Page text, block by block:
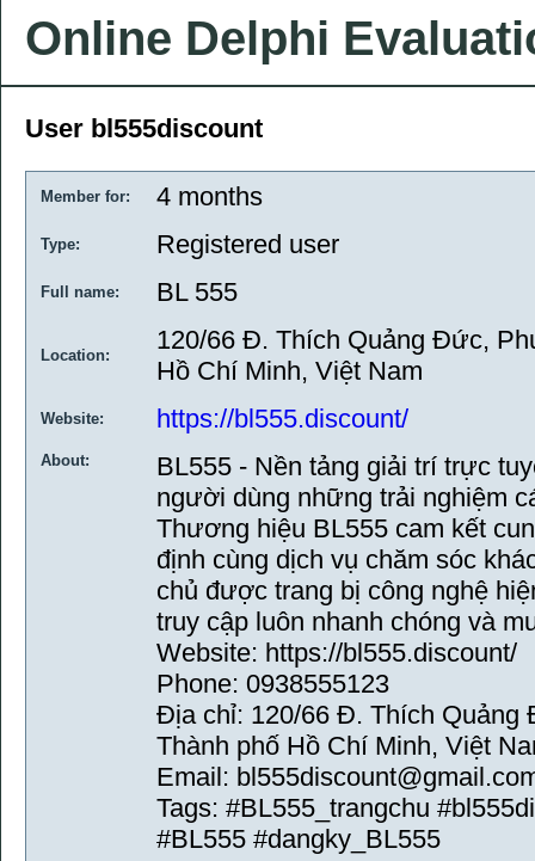
Online Delphi
User bl555discount
Member for: 4 months
Type: Registered user
Full name: BL 555
Location:
120/66 Đ. Thích Quảng Đức,
Hồ Chí Minh, Việt Nam
Website: https://bl555.discount/
About:
BL555 - Nền tảng giải trí trực
người dùng những trải nghiệm
Thương hiệu BL555 cam kết
định cùng dịch vụ chăm sóc
chủ được trang bị công nghệ
truy cập luôn nhanh chóng và
Website: https://bl555.discount/
Phone: 0938555123
Địa chỉ: 120/66 Đ. Thích
Thành phố Hồ Chí Minh, Việt
Email:
Tags: #BL555_trangchu
#BL555 #dangky_BL555